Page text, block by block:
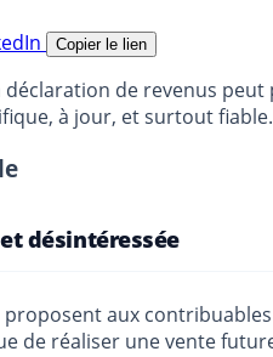
Copier le lien
de revenus
à jour, et surtout
désintéressée
aux
de réaliser une vente